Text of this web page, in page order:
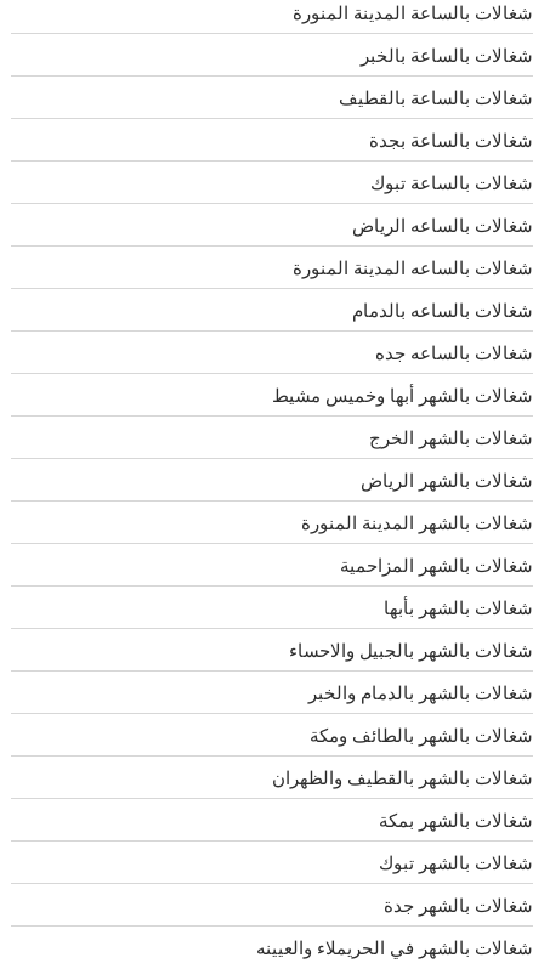
شغالات بالساعة المدينة المنورة
شغالات بالساعة بالخبر
شغالات بالساعة بالقطيف
شغالات بالساعة بجدة
شغالات بالساعة تبوك
شغالات بالساعه الرياض
شغالات بالساعه المدينة المنورة
شغالات بالساعه بالدمام
شغالات بالساعه جده
شغالات بالشهر أبها وخميس مشيط
شغالات بالشهر الخرج
شغالات بالشهر الرياض
شغالات بالشهر المدينة المنورة
شغالات بالشهر المزاحمية
شغالات بالشهر بأبها
شغالات بالشهر بالجبيل والاحساء
شغالات بالشهر بالدمام والخبر
شغالات بالشهر بالطائف ومكة
شغالات بالشهر بالقطيف والظهران
شغالات بالشهر بمكة
شغالات بالشهر تبوك
شغالات بالشهر جدة
شغالات بالشهر في الحريملاء والعيينه